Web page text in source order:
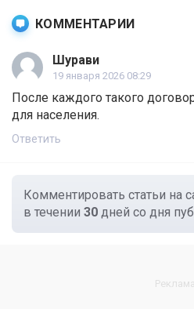
КОММЕНТАРИИ
Шурави
19 января 2026 08:29
После каждого такого
для населения.
Ответить
Комментировать статьи на
в течении 30 дней со дня